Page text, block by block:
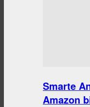
Smarte
Amazon